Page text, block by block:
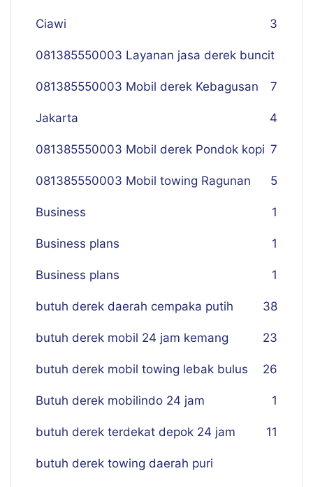
Ciawi 3
081385550003 Layanan jasa derek buncit
7
081385550003 Mobil derek Kebagusan
Jakarta 4
081385550003 Mobil derek Pondok kopi 7
081385550003 Mobil towing Ragunan 5
Business 1
Business plans 1
Business plans 1
butuh derek daerah cempaka putih 38
butuh derek mobil 24 jam kemang 23
butuh derek mobil towing lebak bulus 26
Butuh derek mobilindo 24 jam 1
butuh derek terdekat depok 24 jam 11
butuh derek towing daerah puri